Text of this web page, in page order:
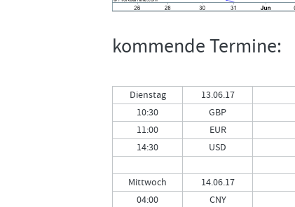
kommende Termine:
Dienstag
13.06.17
10:30
GBP
11:00
EUR
14:30
USD
Mittwoch
14.06.17
04:00
CNY